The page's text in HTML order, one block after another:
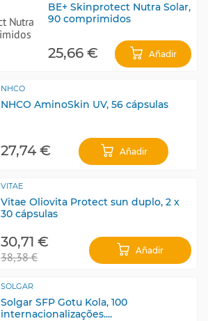
BE+ Skinprotect Nutra Solar,
90 comprimidos
25,66 € Añadir
NHCO
NHCO AminoSkin UV, 56 cápsulas
27,74 € Añadir
VITAE
Vitae Oliovita Protect sun duplo, 2 x
30 cápsulas
30,71 €
38,38 € Añadir
SOLGAR
Solgar SFP Gotu Kola, 100
internacionalizações....